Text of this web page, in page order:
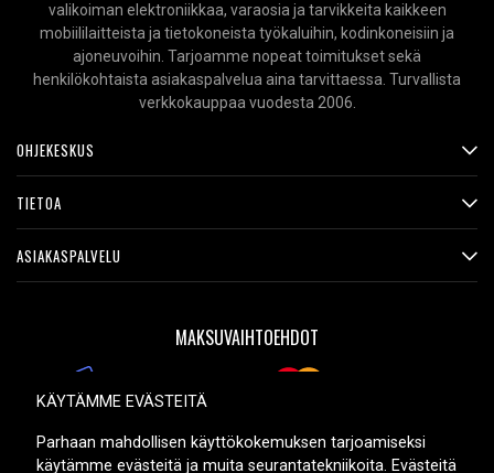
valikoiman elektroniikkaa, varaosia ja tarvikkeita kaikkeen
mobiililaitteista ja tietokoneista työkaluihin, kodinkoneisiin ja
ajoneuvoihin. Tarjoamme nopeat toimitukset sekä
henkilökohtaista asiakaspalvelua aina tarvittaessa. Turvallista
verkkokauppaa vuodesta 2006.
OHJEKESKUS
TIETOA
ASIAKASPALVELU
MAKSUVAIHTOEHDOT
TOIMITUSVAIHTOEHDOT
KÄYTÄMME EVÄSTEITÄ
Parhaan mahdollisen käyttökokemuksen tarjoamiseksi
käytämme evästeitä ja muita seurantatekniikoita. Evästeitä